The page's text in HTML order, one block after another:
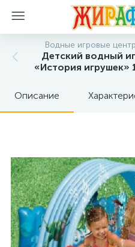
Водные игровые
Детский водный
«История игрушек»
Описание